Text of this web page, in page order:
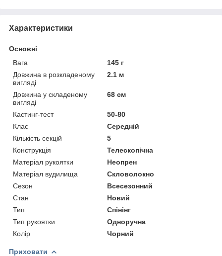
Характеристики
Основні
Вага
145 г
Довжина в розкладеному
вигляді
2.1 м
Довжина у складеному
вигляді
68 см
Кастинг-тест
50-80
Клас
Середній
Кількість секцій
5
Конструкція
Телескопічна
Матеріал рукоятки
Неопрен
Матеріал вудилища
Скловолокно
Сезон
Всесезонний
Стан
Новий
Тип
Спінінг
Тип рукоятки
Одноручна
Колір
Чорний
Приховати